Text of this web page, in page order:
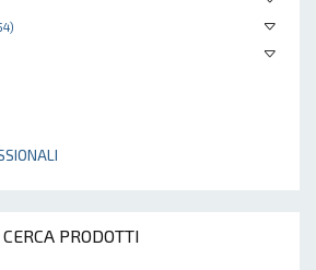
CERCA PRODOTTI